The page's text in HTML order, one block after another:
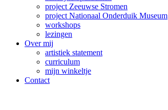
project Zeeuwse Stromen
project Nationaal Onderduik Museum
workshops
lezingen
Over mij
artistiek statement
curriculum
mijn winkeltje
Contact